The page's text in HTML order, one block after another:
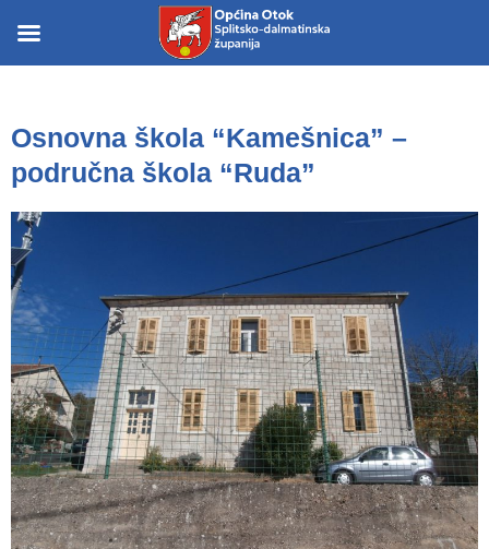
content
Osnovna škola “Kamešnica” –
područna škola “Ruda”